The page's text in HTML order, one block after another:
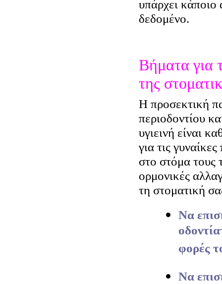
υπάρχει κάποιο
δεδομένο.
Βήματα για
της
Η προσεκτική
περιοδοντίου
υγιεινή είναι
για τις
στο στόμα τους
ορμονικές
τη στοματική
Να
φορές
Να